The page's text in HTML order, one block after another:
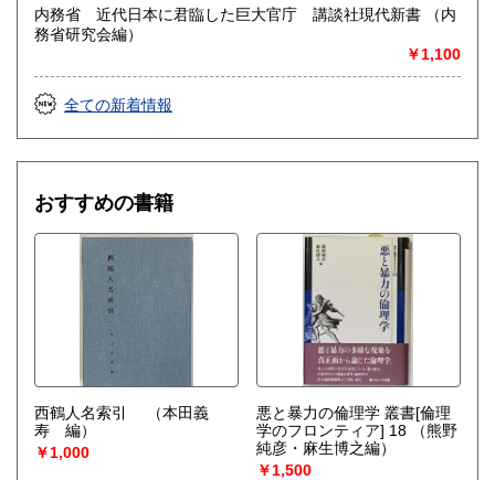
社会科学、美術工芸、近代文献、趣味、古書一般（その他）
内務省 近代日本に君臨した巨大官庁 講談社現代新書 （内
務省研究会編）
￥1,100
全ての新着情報
おすすめの書籍
西鶴人名索引
（本田義
寿 編）
￥1,000
悪と暴力の倫理学 叢書[倫理
学のフロンティア] 18
（熊野
純彦・麻生博之編）
￥1,500